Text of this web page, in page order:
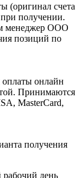
(оригинал счета
получении.
менеджер ООО
позиций по
оплаты онлайн
Принимаются
MasterCard,
получения
рабочий день